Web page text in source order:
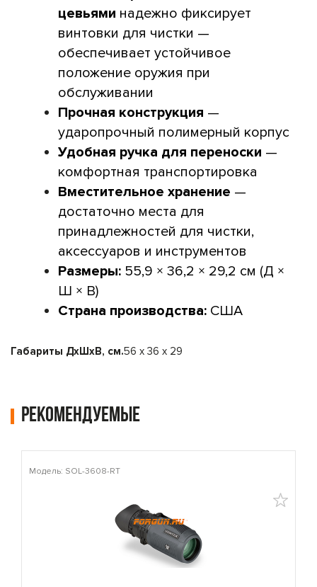
цевьями надежно фиксирует
винтовки для чистки —
обеспечивает устойчивое
положение оружия при
обслуживании
Прочная конструкция —
ударопрочный полимерный корпус
Удобная ручка для переноски —
комфортная транспортировка
Вместительное хранение —
достаточно места для
принадлежностей для чистки,
аксессуаров и инструментов
Размеры: 55,9 × 36,2 × 29,2 см (Д ×
Ш × В)
Страна производства: США
Габариты ДxШxВ, см.56 х 36 х 29
Рекомендуемые
Модель: SOL-3608-RT